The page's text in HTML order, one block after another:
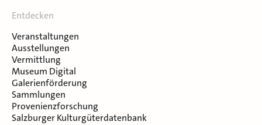
Entdecken
Veranstaltungen
Ausstellungen
Vermittlung
Museum Digital
Galerienförderung
Sammlungen
Provenienzforschung
Salzburger Kulturgüterdatenbank